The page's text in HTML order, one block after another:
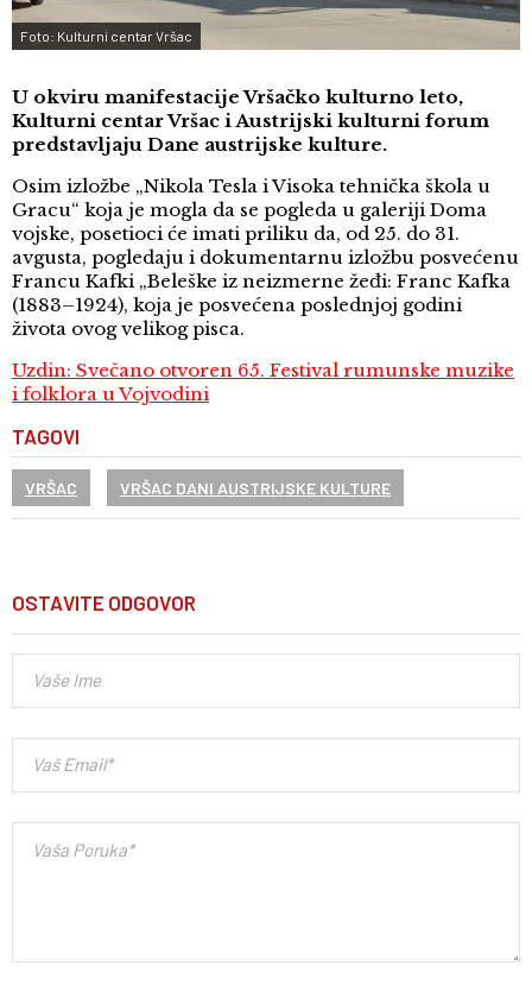
Foto: Kulturni centar Vršac
U okviru manifestacije Vršačko kulturno leto,
Kulturni centar Vršac i Austrijski kulturni forum
predstavljaju Dane austrijske kulture.
Osim izložbe „Nikola Tesla i Visoka tehnička škola u
Gracu“ koja je mogla da se pogleda u galeriji Doma
vojske, posetioci će imati priliku da, od 25. do 31.
avgusta, pogledaju i dokumentarnu izložbu posvećenu
Francu Kafki „Beleške iz neizmerne žeđi: Franc Kafka
(1883–1924), koja je posvećena poslednjoj godini
života ovog velikog pisca.
Uzdin: Svečano otvoren 65. Festival rumunske muzike
i folklora u Vojvodini
TAGOVI
VRŠAC VRŠAC DANI AUSTRIJSKE KULTURE
OSTAVITE ODGOVOR